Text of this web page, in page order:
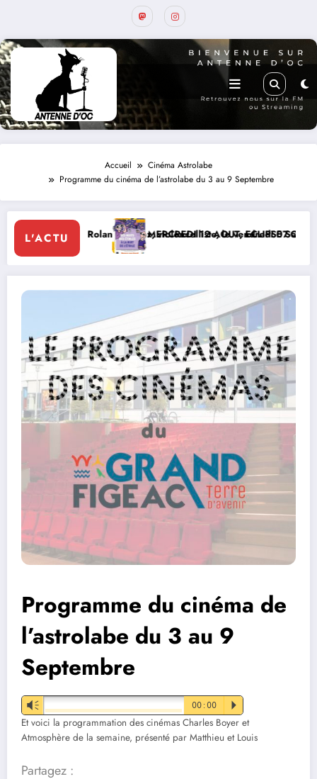
Accueil
Cinéma Astrolabe
Programme du cinéma de l’astrolabe du 3 au 9 Septembre
L'ACTU
Pidoux, violoncelliste, le vendredi 07 août 2026
MERCREDI 12 AOUT, ECLIPSE SOLAIRE Le 8 de
Programme du cinéma de
l’astrolabe du 3 au 9
Septembre
Vm 00:00 P
Et voici la programmation des cinémas Charles Boyer et
Atmosphère de la semaine, présenté par Matthieu et Louis
Partagez :